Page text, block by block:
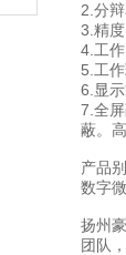
2.分
3.精
4.工
5.工
6.显
7.全
蔽。
产品
数字
扬州
团队